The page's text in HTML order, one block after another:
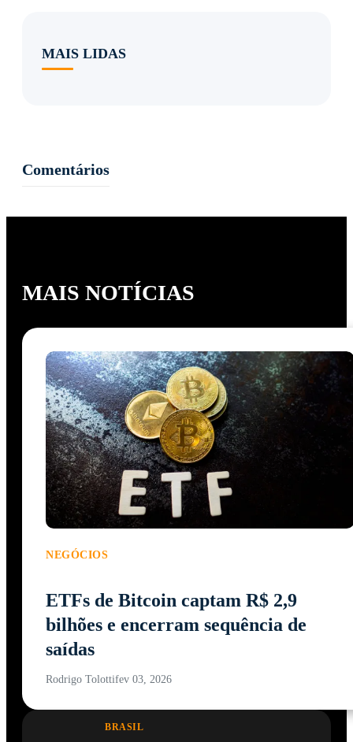
MAIS LIDAS
Comentários
MAIS NOTÍCIAS
NEGÓCIOS
ETFs de Bitcoin captam R$ 2,9
bilhões e encerram sequência de
saídas
Rodrigo Tolottifev 03, 2026
BRASIL